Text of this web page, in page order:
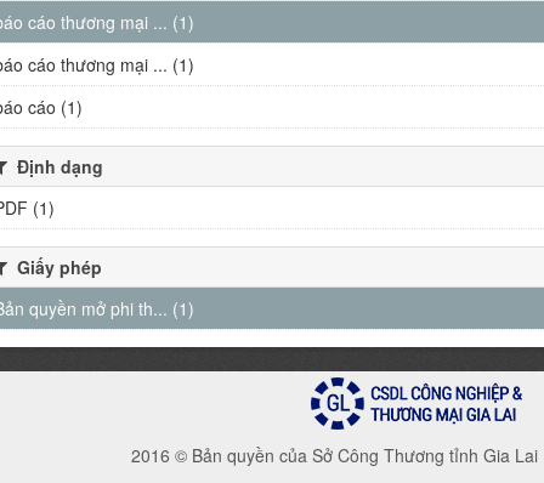
cáo thương mại ... (1)
cáo thương mại ... (1)
cáo (1)
Định dạng
(1)
Giấy phép
quyền mở phi th... (1)
2016 © Bản quyền của Sở Công Thương tỉnh Gia Lai